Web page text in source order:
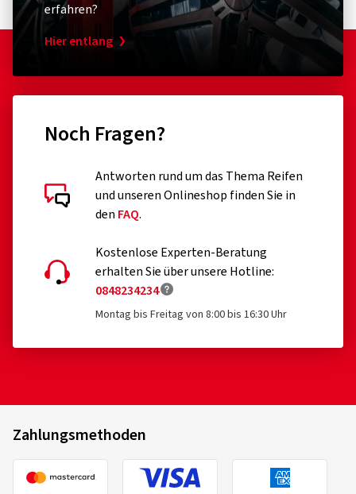
erfahren?
Hier entlang
Noch Fragen?
Antworten rund um das Thema Reifen
und unseren Onlineshop finden Sie in
den FAQ.
Kostenlose Experten-Beratung
erhalten Sie über unsere Hotline:
0848234234
Montag bis Freitag von 8:00 bis 16:30 Uhr
Zahlungsmethoden